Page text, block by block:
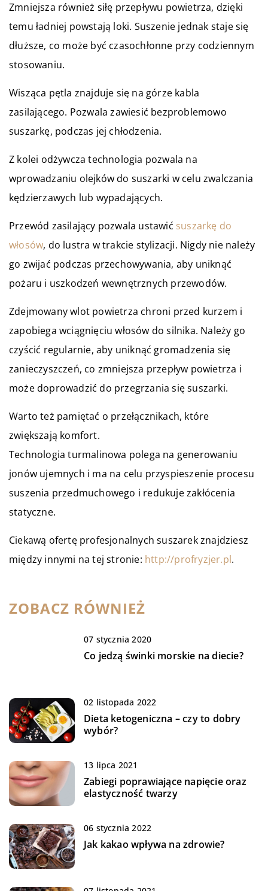
Zmniejsza również siłę przepływu powietrza, dzięki
temu ładniej powstają loki. Suszenie jednak staje się
dłuższe, co może być czasochłonne przy codziennym
stosowaniu.
Wisząca pętla znajduje się na górze kabla
zasilającego. Pozwala zawiesić bezproblemowo
suszarkę, podczas jej chłodzenia.
Z kolei odżywcza technologia pozwala na
wprowadzaniu olejków do suszarki w celu zwalczania
kędzierzawych lub wypadających.
Przewód zasilający pozwala ustawić suszarkę do
włosów, do lustra w trakcie stylizacji. Nigdy nie należy
go zwijać podczas przechowywania, aby uniknąć
pożaru i uszkodzeń wewnętrznych przewodów.
Zdejmowany wlot powietrza chroni przed kurzem i
zapobiega wciągnięciu włosów do silnika. Należy go
czyścić regularnie, aby uniknąć gromadzenia się
zanieczyszczeń, co zmniejsza przepływ powietrza i
może doprowadzić do przegrzania się suszarki.
Warto też pamiętać o przełącznikach, które
zwiększają komfort.
Technologia turmalinowa polega na generowaniu
jonów ujemnych i ma na celu przyspieszenie procesu
suszenia przedmuchowego i redukuje zakłócenia
statyczne.
Ciekawą ofertę profesjonalnych suszarek znajdziesz
między innymi na tej stronie: http://profryzjer.pl.
ZOBACZ RÓWNIEŻ
07 stycznia 2020
Co jedzą świnki morskie na diecie?
02 listopada 2022
Dieta ketogeniczna – czy to dobry
wybór?
13 lipca 2021
Zabiegi poprawiające napięcie oraz
elastyczność twarzy
06 stycznia 2022
Jak kakao wpływa na zdrowie?